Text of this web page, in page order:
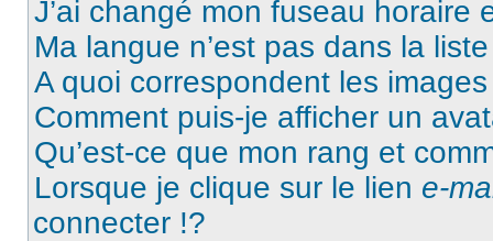
J’ai changé mon fuseau horaire
Ma langue n’est pas dans la
A quoi correspondent les
Comment puis-je afficher un
Qu’est-ce que mon rang et
Lorsque je clique sur le lien e-
connecter !?